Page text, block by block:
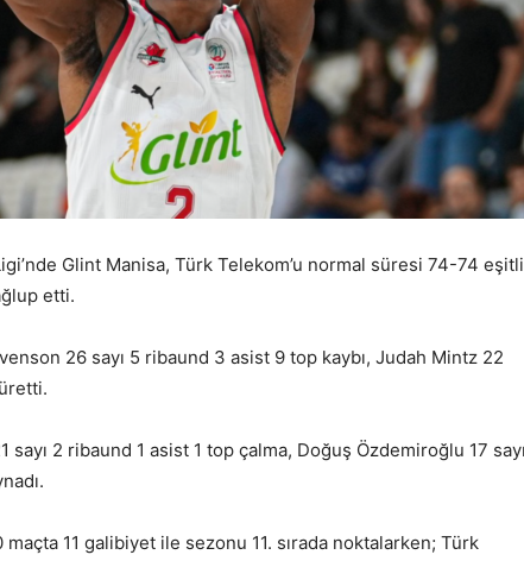
Glint Manisa, Türk Telekom’u normal süresi 74-74
etti.
26 sayı 5 ribaund 3 asist 9 top kaybı, Judah Mintz 22
sayı 2 ribaund 1 asist 1 top çalma, Doğuş Özdemiroğlu 17 sayı
11 galibiyet ile sezonu 11. sırada noktalarken; Türk